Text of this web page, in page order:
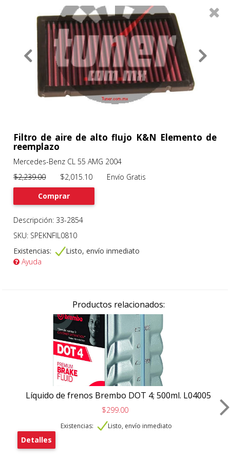
About
Services
Clients
Productos Filtros 0
Previous
Filtro de aire de alto flujo K&N Elemento de
reemplazo
Mercedes-Benz CL 55 AMG 2004
$2,239.00$2,015.10 Envío Gratis
Comprar
Descripción: 33-2854
SKU: SPEKNFIL0810
Existencias:
Listo, envío inmediato
Ayuda
Productos relacionados:
Líquido de frenos Brembo DOT 4; 500ml. L04005
$299.00
Existencias: Listo, envío inmediato
Detalles